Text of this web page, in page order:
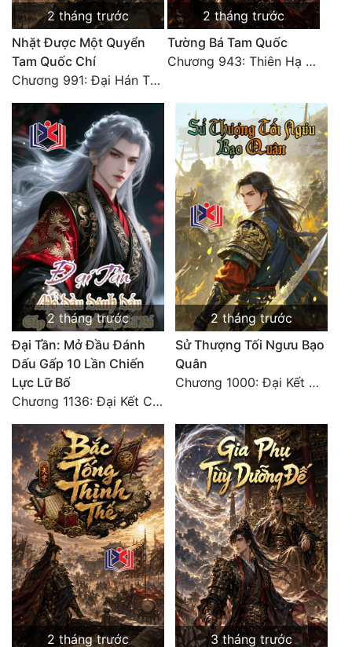
2 tháng trước
Nhặt Được Một Quyển
Tam Quốc Chí
Chương 991: Đại Hán Thiên Thư (Đại Kết Cục)
2 tháng trước
Tường Bá Tam Quốc
Chương 943: Thiên Hạ Quy Nhất, Giấc Mộng Nam Kha [HẾT]
2 tháng trước
Đại Tần: Mở Đầu Đánh
Dấu Gấp 10 Lần Chiến
Lực Lữ Bố
Chương 1136: Đại Kết Cục
2 tháng trước
Sử Thượng Tối Ngưu Bạo
Quân
Chương 1000: Đại Kết Cục!
2 tháng trước
3 tháng trước